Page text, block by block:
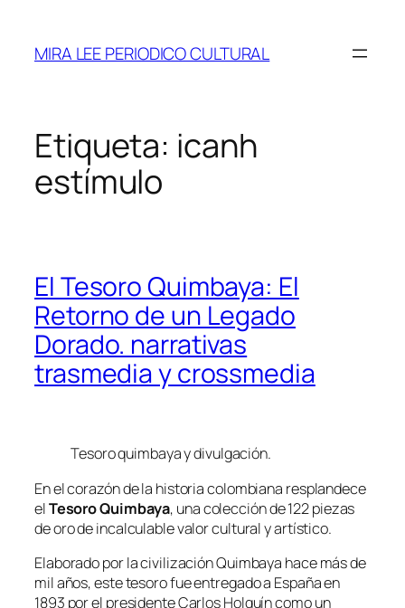
contenido
MIRA LEE PERIODICO CULTURAL
Etiqueta: icanh
estímulo
El Tesoro Quimbaya: El
Retorno de un Legado
Dorado. narrativas
trasmedia y crossmedia
Tesoro quimbaya y divulgación.
En el corazón de la historia colombiana resplandece
elTesoro Quimbaya, una colección de 122 piezas
de oro de incalculable valor cultural y artístico.
Elaborado por la civilización Quimbaya hace más de
mil años, este tesoro fue entregado a España en
1893 por el presidente Carlos Holguín como un